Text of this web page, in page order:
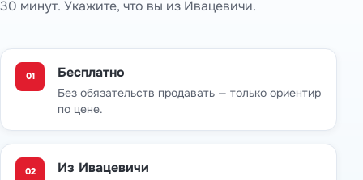
30 минут. Укажите, что вы из Ивацевичи.
01 Бесплатно
Без обязательств продавать — только ориентир
по цене.
02 Из Ивацевичи